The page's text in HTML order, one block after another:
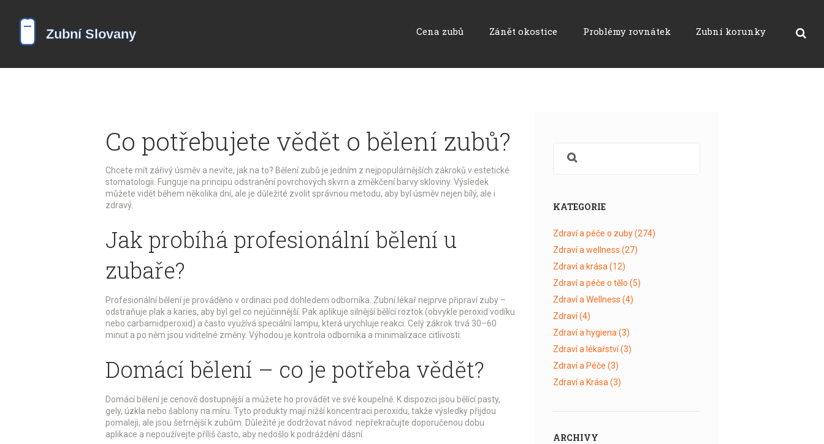
Cena zubů Zánět okostice Problémy rovnátek Zubní korunky
Co potřebujete vědět o bělení zubů?
Chcete mít zářivý úsměv a nevíte, jak na to? Bělení zubů je jedním z nejpopulárnějších zákroků v estetické
stomatologii. Funguje na principu odstranění povrchových skvrn a změkčení barvy skloviny. Výsledek
můžete vidět během několika dní, ale je důležité zvolit správnou metodu, aby byl úsměv nejen bílý, ale i
zdravý.
Jak probíhá profesionální bělení u
zubaře?
Profesionální bělení je prováděno v ordinaci pod dohledem odborníka. Zubní lékař nejprve připraví zuby –
odstraňuje plak a karies, aby byl gel co nejúčinnější. Pak aplikuje silnější bělící roztok (obvykle peroxid vodíku
nebo carbamidperoxid) a často využívá speciální lampu, která urychluje reakci. Celý zákrok trvá 30–60
minut a po něm jsou viditelné změny. Výhodou je kontrola odborníka a minimalizace citlivosti.
Domácí bělení – co je potřeba vědět?
Domácí bělení je cenově dostupnější a můžete ho provádět ve své koupelně. K dispozici jsou bělící pasty,
gely, úzkla nebo šablony na míru. Tyto produkty mají nižší koncentraci peroxidu, takže výsledky přijdou
pomaleji, ale jsou šetrnější k zubům. Důležité je dodržovat návod: nepřekračujte doporučenou dobu
aplikace a nepoužívejte příliš často, aby nedošlo k podráždění dásní.
KATEGORIE
Zdraví a péče o zuby(274)
Zdraví a wellness (27)
Zdraví a krása (12)
Zdraví a péče o tělo (5)
Zdraví a Wellness (4)
Zdraví(4)
Zdraví a hygiena (3)
Zdraví a lékařství(3)
Zdraví a Péče (3)
Zdraví a Krása (3)
ARCHIVY